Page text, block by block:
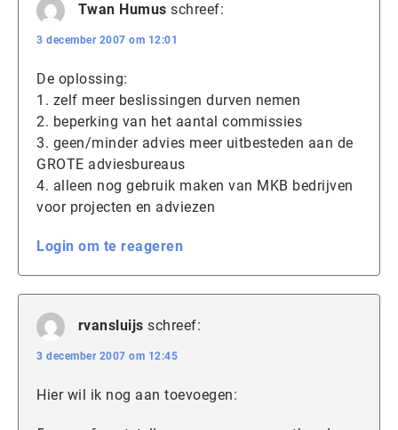
Twan Humus schreef:
3 december 2007 om 12:01
De oplossing:
1. zelf meer beslissingen durven nemen
2. beperking van het aantal commissies
3. geen/minder advies meer uitbesteden aan de
GROTE adviesbureaus
4. alleen nog gebruik maken van MKB bedrijven
voor projecten en adviezen
Login om te reageren
rvansluijs schreef:
3 december 2007 om 12:45
Hier wil ik nog aan toevoegen: